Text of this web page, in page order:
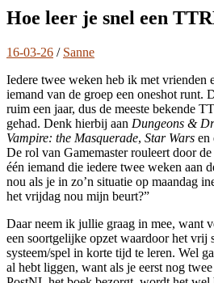
Hoe leer je snel een
16-03-26 / Sanne
Iedere twee weken heb ik met vrienden
iemand van de groep een oneshot runt.
ruim een jaar, dus de meeste bekende
gehad. Denk hierbij aan Dungeons &
Vampire: the Masquerade, Star Wars en
De rol van Gamemaster rouleert door
één iemand die iedere twee weken aan
nou als je in zo’n situatie op maandag
het vrijdag nou mijn beurt?”
Daar neem ik jullie graag in mee, want
een soortgelijke opzet waardoor het vrij
systeem/spel in korte tijd te leren. Wel
al hebt liggen, want als je eerst nog